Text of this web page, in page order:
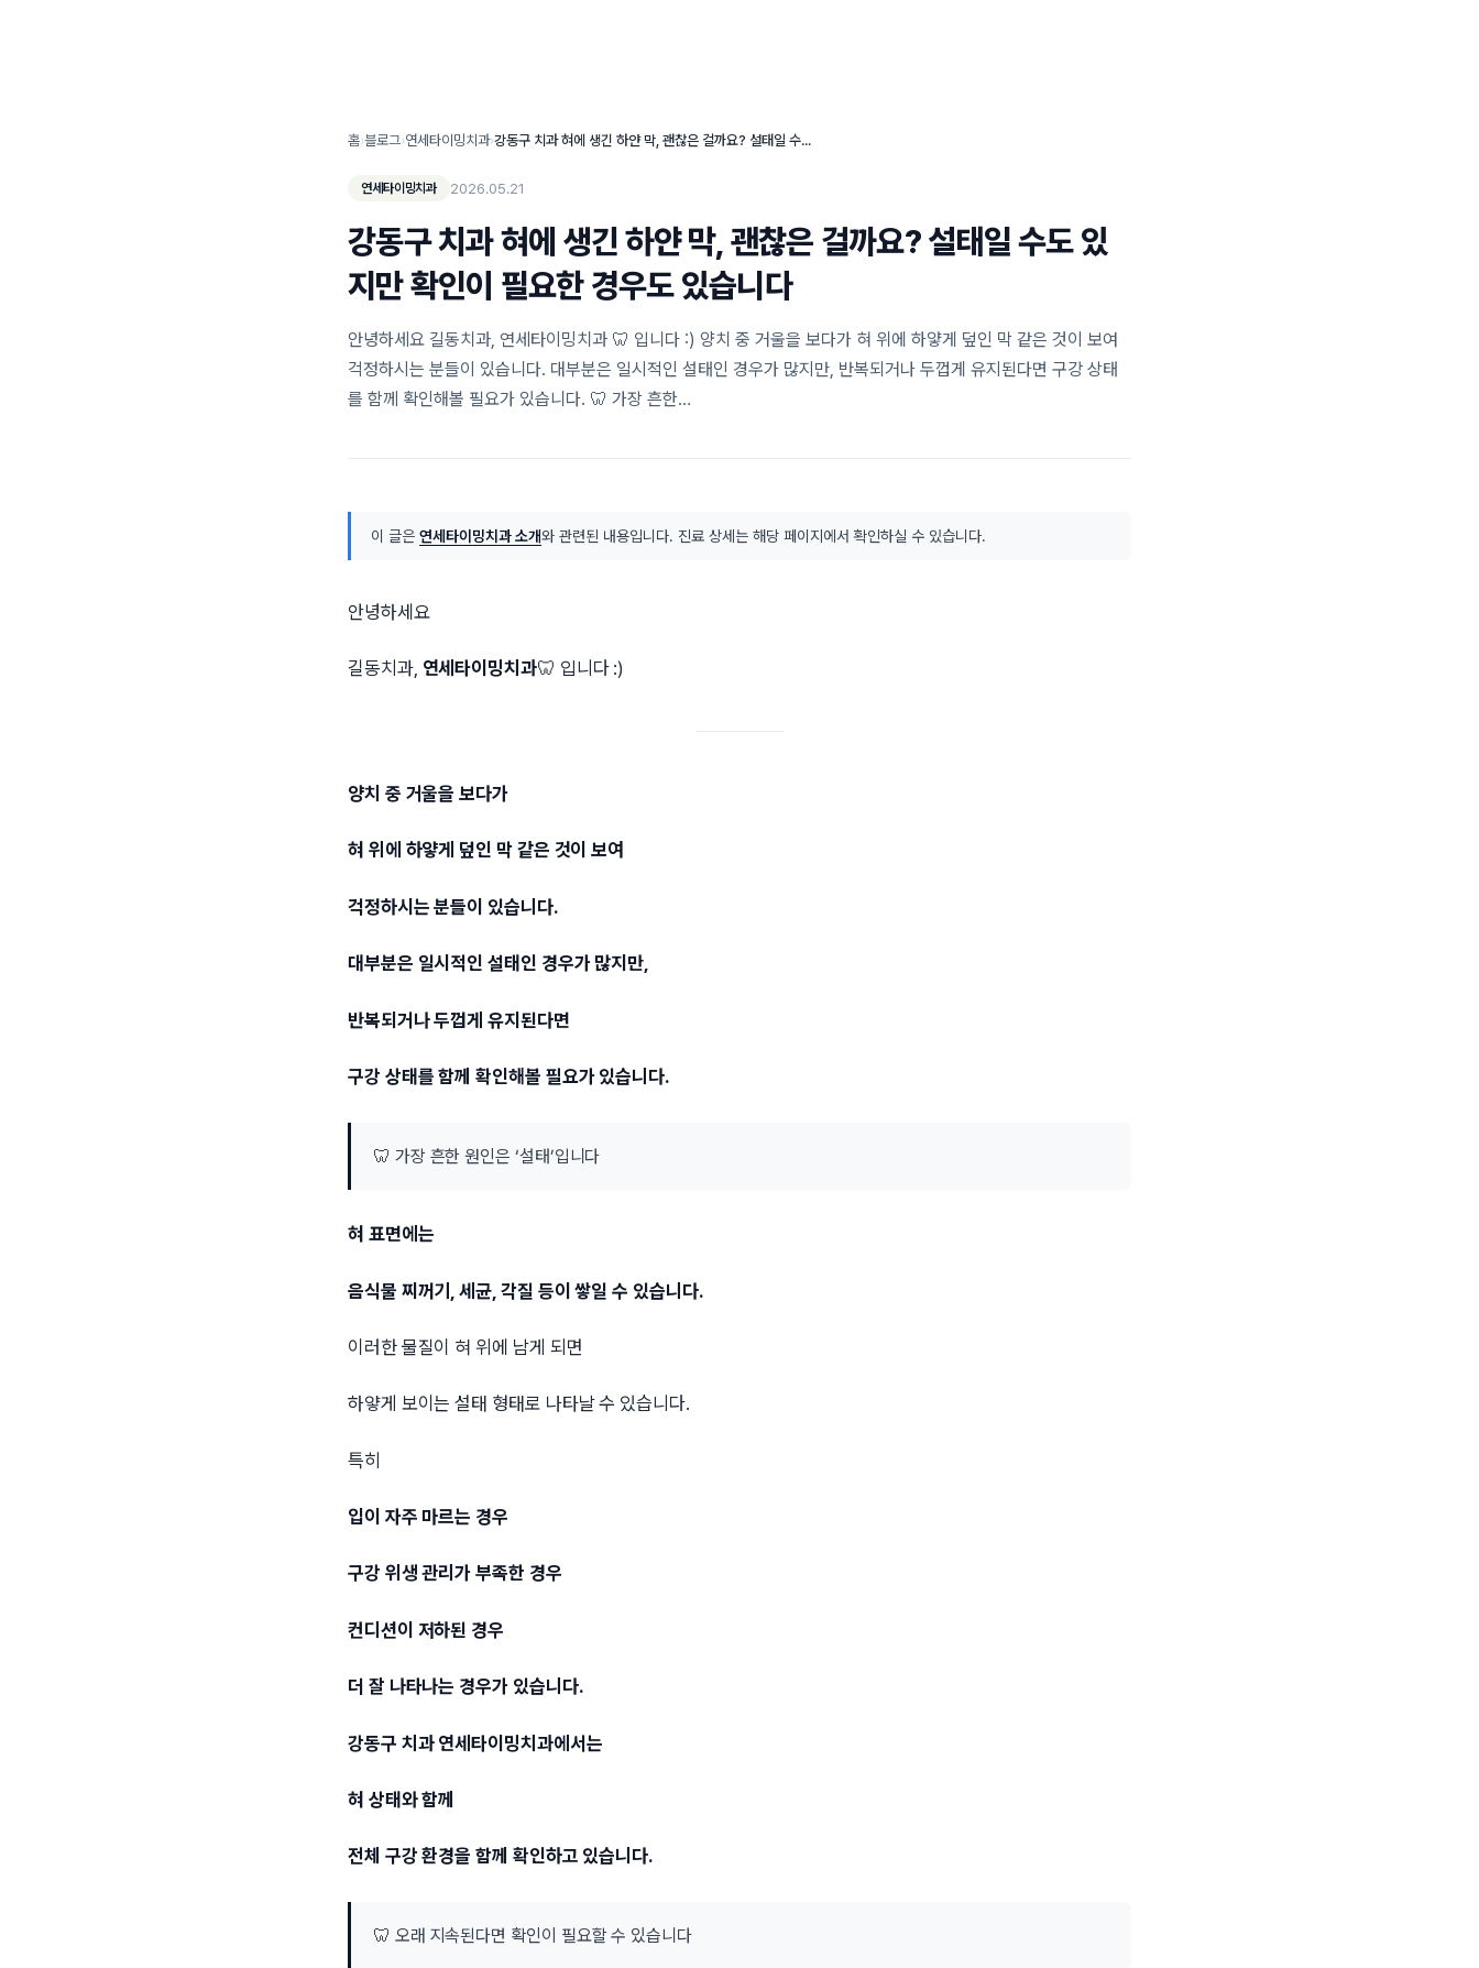
홈›블로그›연세타이밍치과› 강동구 치과 혀에 생긴 하얀 막, 괜찮은 걸까요? 설태일 수도 있지만 확인이 필요한 경우도 있습니다
연세타이밍치과 2026.05.21
강동구 치과 혀에 생긴 하얀 막, 괜찮은 걸까요? 설태일 수도 있
지만 확인이 필요한 경우도 있습니다
안녕하세요 길동치과, 연세타이밍치과 🦷 입니다 :) 양치 중 거울을 보다가 혀 위에 하얗게 덮인 막 같은 것이 보여
걱정하시는 분들이 있습니다. 대부분은 일시적인 설태인 경우가 많지만, 반복되거나 두껍게 유지된다면 구강 상태
를 함께 확인해볼 필요가 있습니다. 🦷 가장 흔한…
이 글은 연세타이밍치과 소개와 관련된 내용입니다. 진료 상세는 해당 페이지에서 확인하실 수 있습니다.
안녕하세요
길동치과, 연세타이밍치과🦷 입니다 :)
양치 중 거울을 보다가
혀 위에 하얗게 덮인 막 같은 것이 보여
걱정하시는 분들이 있습니다.
대부분은 일시적인 설태인 경우가 많지만,
반복되거나 두껍게 유지된다면
구강 상태를 함께 확인해볼 필요가 있습니다.
🦷 가장 흔한 원인은 ‘설태’입니다
혀 표면에는
음식물 찌꺼기, 세균, 각질 등이 쌓일 수 있습니다.
이러한 물질이 혀 위에 남게 되면
하얗게 보이는 설태 형태로 나타날 수 있습니다.
특히
입이 자주 마르는 경우
구강 위생 관리가 부족한 경우
컨디션이 저하된 경우
더 잘 나타나는 경우가 있습니다.
강동구 치과 연세타이밍치과에서는
혀 상태와 함께
전체 구강 환경을 함께 확인하고 있습니다.
🦷 오래 지속된다면 확인이 필요할 수 있습니다